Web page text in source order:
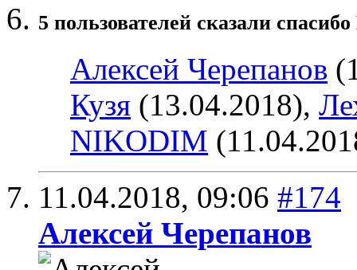
5 пользователей сказали
Алексей Черепанов
Кузя (13.04.2018),
NIKODIM
11.04.2018, 09:06 #174
Алексей Черепанов